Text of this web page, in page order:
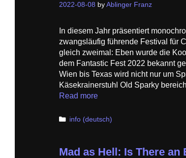
2022-08-08 by Ablinger Franz
In diesem Jahr präsentiert
zwangsläufig führende Festival für
gleich zweimal: Eben wurde die
dem Fantastic Fest 2022 bekannt
Wien bis Texas wird nicht nur um
Käsekrainerstuhl Old Sparky
Read more
Categories
info (deutsch)
Mad as Hell: Is There